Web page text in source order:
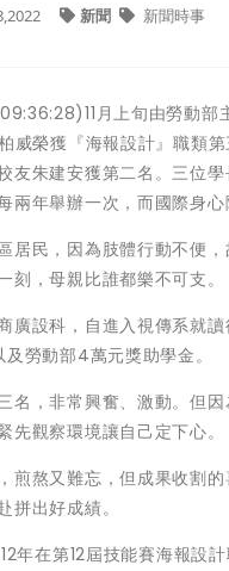
新聞 新聞時事
月上旬由勞動
威榮獲『海報設計』職類
友朱建安獲第二名。三位
兩年舉辦一次，而國際身心
居民，因為肢體行動不便
，母親比誰都樂不可支。
廣設科，自進入視傳系就
勞動部4萬元獎助學金。
名，非常興奮、激動。但
觀察環境讓自己定下心。
煎熬又難忘，但成果收割
拼出好成績。
年在第12屆技能賽海報設